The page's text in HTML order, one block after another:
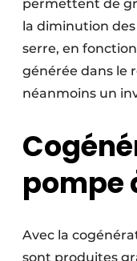
permettent de
la diminution
serre, en
générée dans le
néanmoins un
pompe
Avec la
sont produites